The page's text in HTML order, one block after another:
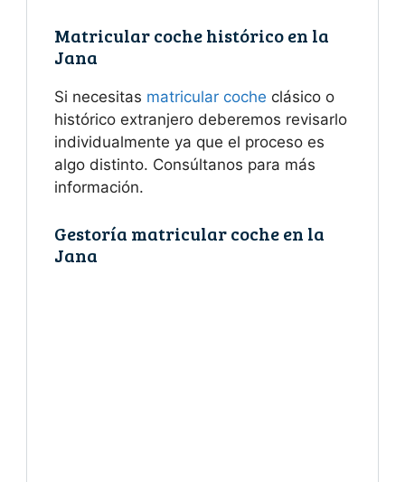
Matricular coche histórico en la
Jana
Si necesitas matricular coche clásico o
histórico extranjero deberemos revisarlo
individualmente ya que el proceso es
algo distinto. Consúltanos para más
información.
Gestoría matricular coche en la
Jana